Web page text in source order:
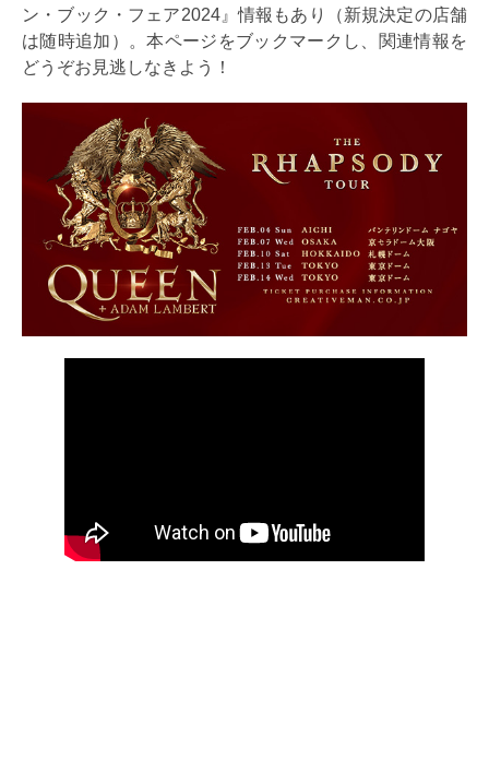
ン・ブック・フェア2024』情報もあり（新規決定の店舗
は随時追加）。本ページをブックマークし、関連情報を
どうぞお見逃しなきよう！